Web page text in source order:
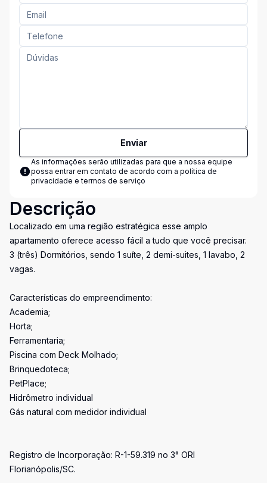
Enviar
As informações serão utilizadas para que a nossa equipe
possa entrar em contato de acordo com a política de
privacidade e termos de serviço
Descrição
Localizado em uma região estratégica esse amplo
apartamento oferece acesso fácil a tudo que você precisar.
3 (três) Dormitórios, sendo 1 suíte, 2 demi-suites, 1 lavabo, 2
vagas.
Características do empreendimento:
Academia;
Horta;
Ferramentaria;
Piscina com Deck Molhado;
Brinquedoteca;
PetPlace;
Hidrômetro individual
Gás natural com medidor individual
Registro de Incorporação: R-1-59.319 no 3° ORI
Florianópolis/SC.